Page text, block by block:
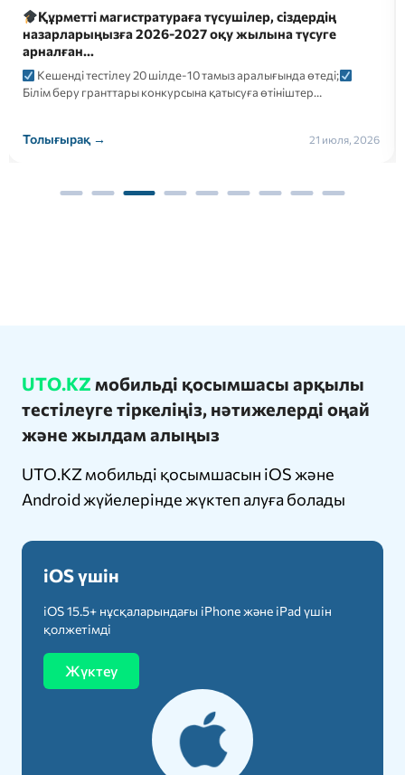
Құрметті магистратураға түсушілер, сіздердің
назарларыңызға 2026-2027 оқу жылына түсуге
арналған…
Кешенді тестілеу 20 шілде-10 тамыз аралығында өтеді;
Білім беру гранттары конкурсына қатысуға өтініштер…
Толығырақ → 21 июля, 2026
UTO.KZ мобильді қосымшасы арқылы
тестілеуге тіркеліңіз, нәтижелерді оңай
және жылдам алыңыз
UTO.KZ мобильді қосымшасын iOS және
Android жүйелерінде жүктеп алуға болады
iOS үшін
iOS 15.5+ нұсқаларындағы iPhone және iPad үшін
қолжетімді
Жүктеу